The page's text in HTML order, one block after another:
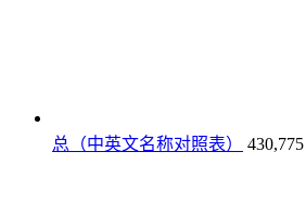
总（中英文名称对照表）
430,775